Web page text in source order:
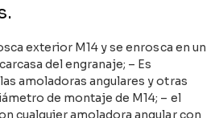
exterior M14 y se enrosca en un
del engranaje; – Es
amoladoras angulares y otras
de montaje de M14; – el
cualquier amoladora angular con